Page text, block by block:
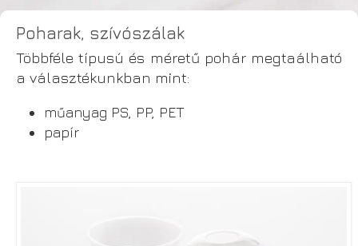
Poharak, szívószálak
Többféle típusú és méretű pohár megtaálható
a választékunkban mint:
műanyag PS, PP, PET
papír